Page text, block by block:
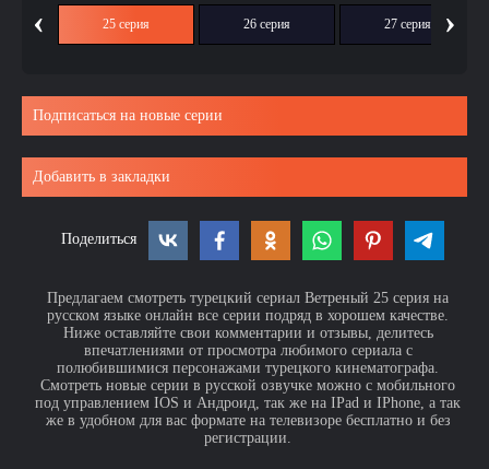
‹ 25 серия 26 серия 27 серия ›
Подписаться на новые серии
Добавить в закладки
Поделиться
Предлагаем смотреть турецкий сериал Ветреный 25 серия на
русском языке онлайн все серии подряд в хорошем качестве.
Ниже оставляйте свои комментарии и отзывы, делитесь
впечатлениями от просмотра любимого сериала с
полюбившимися персонажами турецкого кинематографа.
Смотреть новые серии в русской озвучке можно с мобильного
под управлением IOS и Андроид, так же на IPad и IPhone, а так
же в удобном для вас формате на телевизоре бесплатно и без
регистрации.